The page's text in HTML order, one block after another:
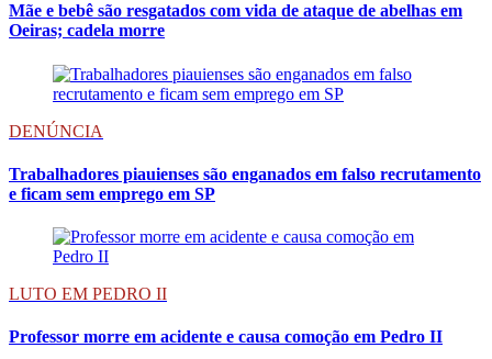
Mãe e bebê são resgatados com vida de ataque de abelhas em
Oeiras; cadela morre
DENÚNCIA
Trabalhadores piauienses são enganados em falso recrutamento
e ficam sem emprego em SP
LUTO EM PEDRO II
Professor morre em acidente e causa comoção em Pedro II